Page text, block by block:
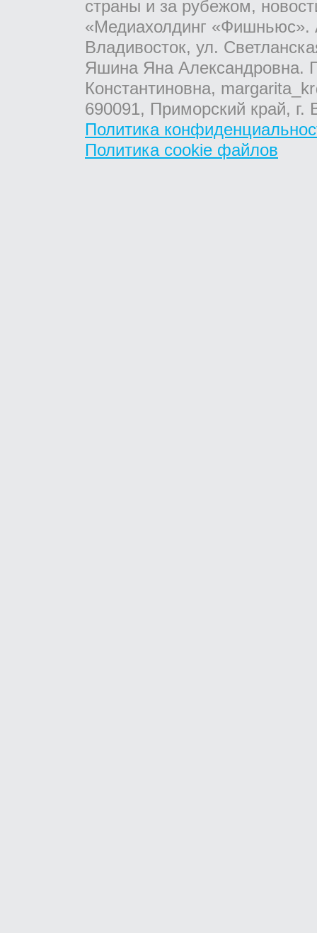
страны и за рубежом,
«Медиахолдинг «Фишньюс».
Владивосток, ул.
Яшина Яна Александровна.
Константиновна,
690091, Приморский край,
Политика
Политика cookie файлов